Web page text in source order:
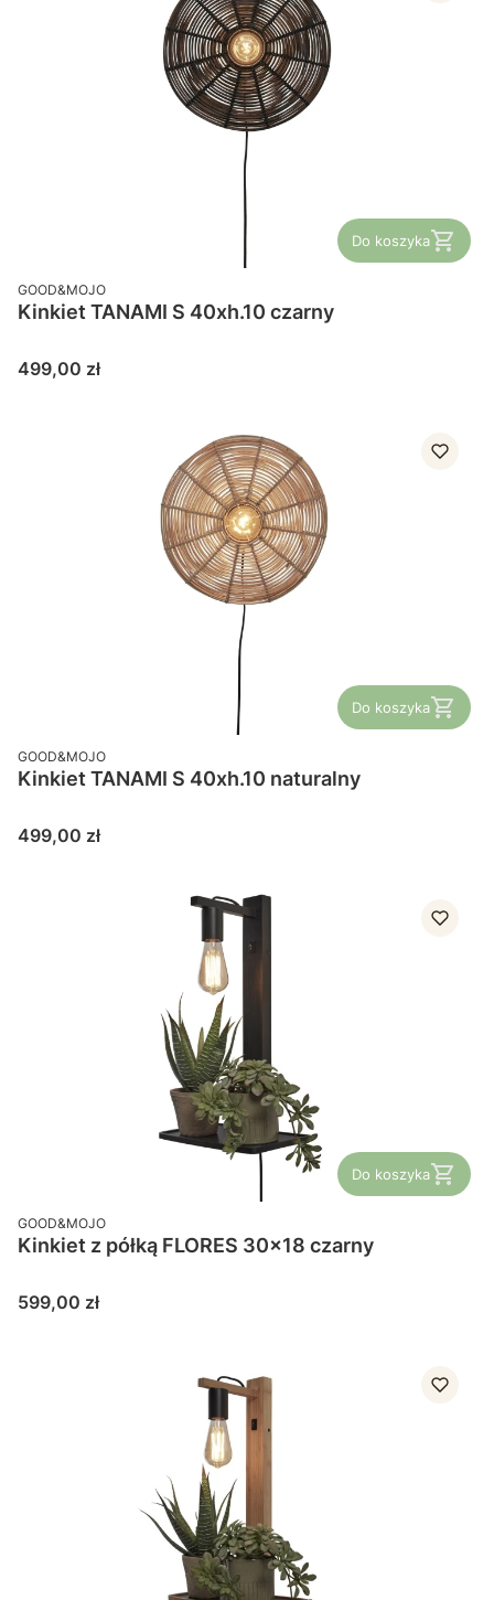
Do koszyka
PRODUCENT
GOOD&MOJO
Kinkiet TANAMI S 40xh.10 czarny
Cena
499,00 zł
Do koszyka
PRODUCENT
GOOD&MOJO
Kinkiet TANAMI S 40xh.10 naturalny
Cena
499,00 zł
Do koszyka
PRODUCENT
GOOD&MOJO
Kinkiet z półką FLORES 30x18 czarny
Cena
599,00 zł